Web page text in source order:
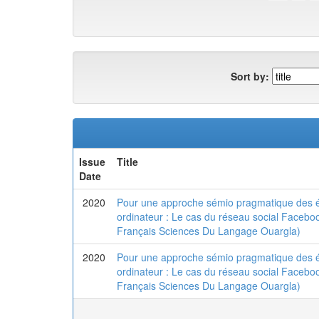
Sort by:
Issue
Date
Title
2020
Pour une approche sémio pragmatique
ordinateur : Le cas du réseau social
Français Sciences Du Langage Ouargla)
2020
Pour une approche sémio pragmatique
ordinateur : Le cas du réseau social
Français Sciences Du Langage Ouargla)